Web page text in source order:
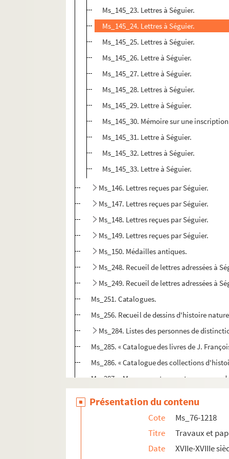
Ms_145_23. Lettres à Séguier.
Ms_145_24. Lettres à Séguier.
Ms_145_25. Lettres à Séguier.
Ms_145_26. Lettre à Séguier.
Ms_145_27. Lettre à Séguier.
Ms_145_28. Lettres à Séguier.
Ms_145_29. Lettre à Séguier.
Ms_145_30. Mémoire sur une
Ms_145_31. Lettre à Séguier.
Ms_145_32. Lettres à Séguier.
Ms_145_33. Lettre à Séguier.
Ms_146. Lettres reçues par Séguier.
Ms_147. Lettres reçues par Séguier.
Ms_148. Lettres reçues par Séguier.
Ms_149. Lettres reçues par Séguier.
Ms_150. Médailles antiques.
Ms_248. Recueil de lettres adressées à
Ms_249. Recueil de lettres adressées à
Ms_251. Catalogues.
Ms_256. Recueil de dessins d'histoire
Ms_284. Listes des personnes de
Ms_285. « Catalogue des livres de J.
Ms_286. « Catalogue des collections
Ms_287. « Mœurs, coutumes et commerce
Présentation du contenu
Cote
Ms_76-1218
Titre
Travaux et
Date
XVIIe-XVIIIe